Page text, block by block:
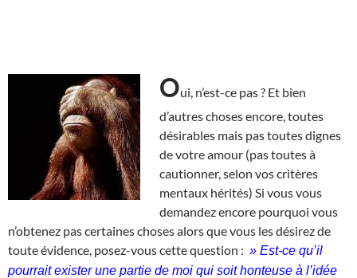
Oui, n’est-ce pas ? Et bien
d’autres choses encore, toutes
désirables mais pas toutes dignes
de votre amour (pas toutes à
cautionner, selon vos critères
mentaux hérités) Si vous vous
demandez encore pourquoi vous
n’obtenez pas certaines choses alors que vous les désirez de
toute évidence, posez-vous cette question : » Est-ce qu’il
pourrait exister une partie de moi qui soit honteuse à l’idée